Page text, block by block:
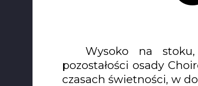
Wysoko na
pozostałości osady
czasach świetności, w